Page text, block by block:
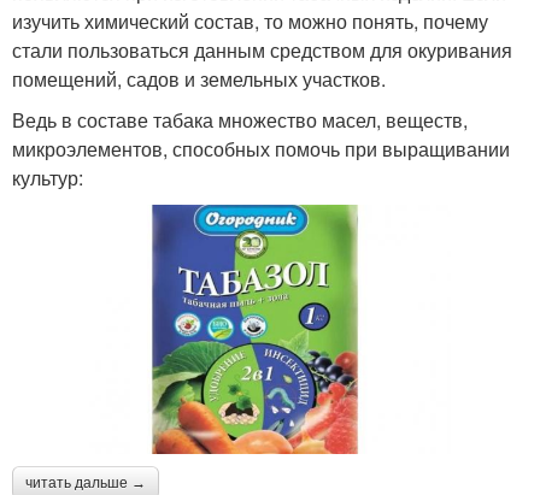
изучить химический состав, то можно понять, почему
стали пользоваться данным средством для окуривания
помещений, садов и земельных участков.
Ведь в составе табака множество масел, веществ,
микроэлементов, способных помочь при выращивании
культур:
читать дальше →